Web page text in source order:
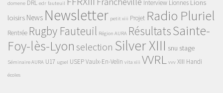
domene DRL edr fauteuil Interview Lionnes Lions
loisirs News Newsletter petit xiii Projet Radio Pluriel
Rentrée Rugby Fauteuil Région AURA RésultatsSainte-
Foy-lès-Lyon selection Silver XIII snu stage
Séminaire AURA U17 ugsel USEPVaulx-En-Velin vita xiii VVRL vvv XIII Handi
écoles